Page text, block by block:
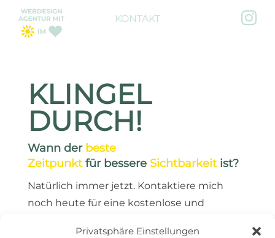
Privatsphäre Einstellungen
KONTAKT 
KLINGEL
DURCH!
Wann der beste
Zeitpunktfür bessereSichtbarkeitist?
Natürlich immer jetzt. Kontaktiere mich
noch heute für eine kostenlose und